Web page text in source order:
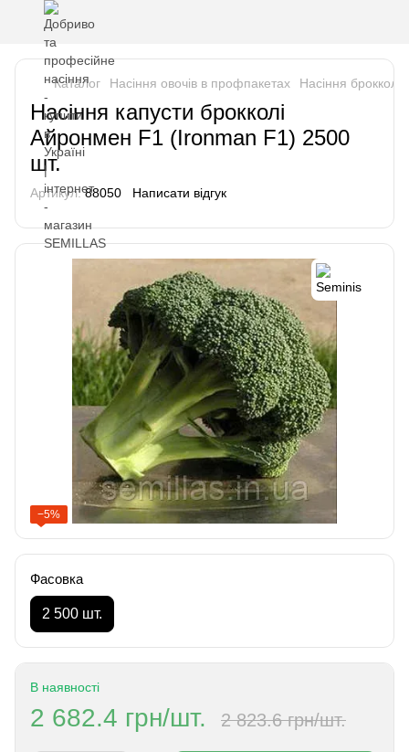
Каталог Насіння овочів в профпакетах Насіння
Насіння капусти брокколі
Айронмен F1 (Ironman F1) 2500
шт.
Артикул:88050 Написати відгук
−5%
Фасовка
2 500 шт.
В наявності
2 682.4 грн/шт. 2 823.6 грн/шт.